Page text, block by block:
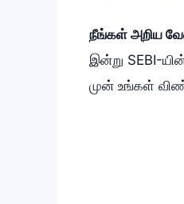
நீங்கள் அறிய
இன்று SEBI-
முன் உங்கள்